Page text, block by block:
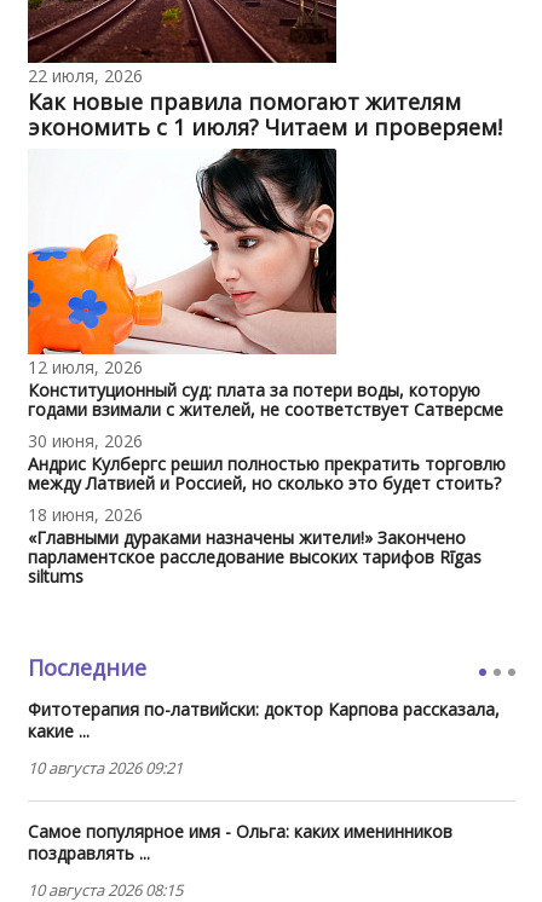
22 июля, 2026
Как новые правила помогают жителям
экономить с 1 июля? Читаем и проверяем!
12 июля, 2026
Конституционный суд: плата за потери воды, которую
годами взимали с жителей, не соответствует Сатверсме
30 июня, 2026
Андрис Кулбергс решил полностью прекратить торговлю
между Латвией и Россией, но сколько это будет стоить?
18 июня, 2026
«Главными дураками назначены жители!» Закончено
парламентское расследование высоких тарифов Rīgas
siltums
Последние
Фитотерапия по-латвийски: доктор Карпова рассказала,
какие ...
10 августа 2026 09:21
Самое популярное имя - Ольга: каких именинников
поздравлять ...
10 августа 2026 08:15